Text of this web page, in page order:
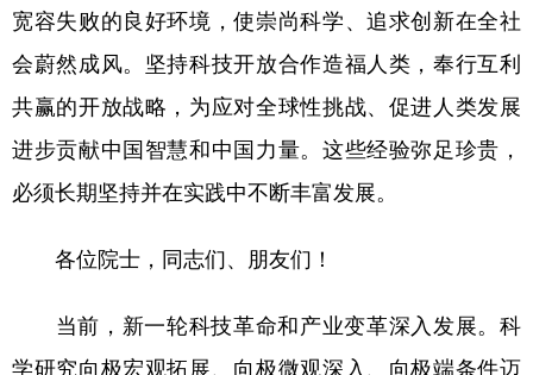
宽容失败的良好环境，使崇尚科学、追求创新在全社
会蔚然成风。坚持科技开放合作造福人类，奉行互利
共赢的开放战略，为应对全球性挑战、促进人类发展
进步贡献中国智慧和中国力量。这些经验弥足珍贵，
必须长期坚持并在实践中不断丰富发展。
各位院士，同志们、朋友们！
当前，新一轮科技革命和产业变革深入发展。科
学研究向极宏观拓展、向极微观深入、向极端条件迈